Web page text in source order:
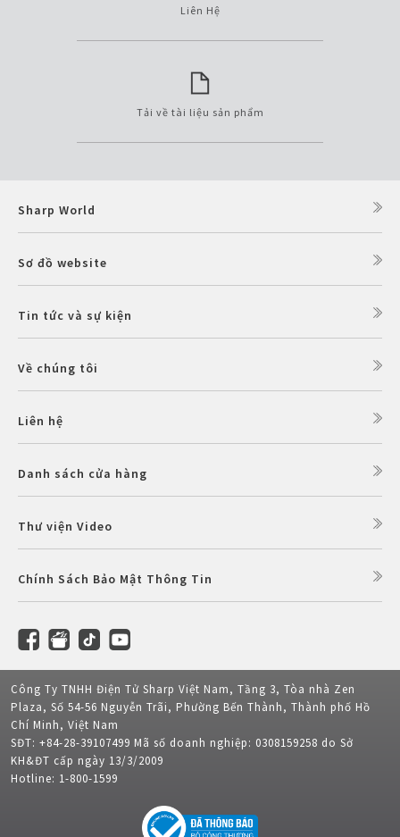
Liên Hệ
Tải về tài liệu sản phẩm
Sharp World
Sơ đồ website
Tin tức và sự kiện
Về chúng tôi
Liên hệ
Danh sách cửa hàng
Thư viện Video
Chính Sách Bảo Mật Thông Tin
Công Ty TNHH Điện Tử Sharp Việt Nam, Tầng 3, Tòa nhà Zen
Plaza, Số 54-56 Nguyễn Trãi, Phường Bến Thành, Thành phố Hồ
Chí Minh, Việt Nam
SĐT: +84-28-39107499 Mã số doanh nghiệp: 0308159258 do Sở
KH&ĐT cấp ngày 13/3/2009
Hotline: 1-800-1599